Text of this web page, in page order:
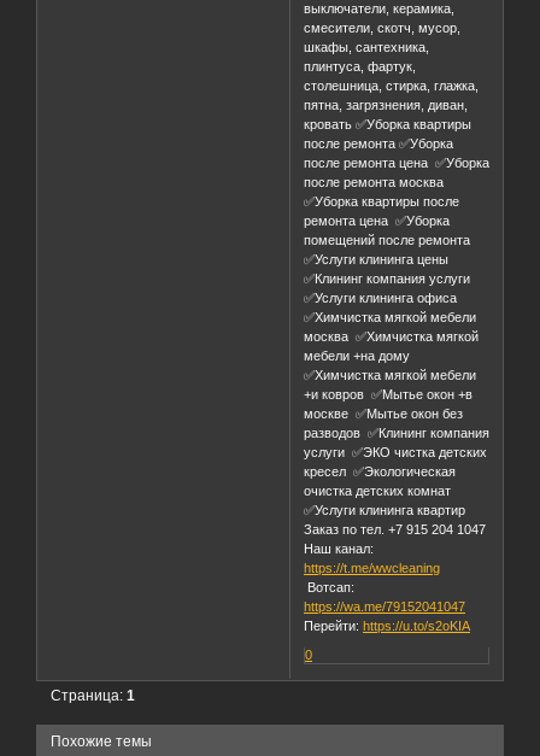
выключатели, керамика,
смесители, скотч, мусор,
шкафы, сантехника,
плинтуса, фартук,
столешница, стирка, глажка,
пятна, загрязнения, диван,
кровать ✅Уборка квартиры
после ремонта ✅Уборка
после ремонта цена ✅Уборка
после ремонта москва
✅Уборка квартиры после
ремонта цена ✅Уборка
помещений после ремонта
✅Услуги клининга цены
✅Клининг компания услуги
✅Услуги клининга офиса
✅Химчистка мягкой мебели
москва ✅Химчистка мягкой
мебели +на дому
✅Химчистка мягкой мебели
+и ковров ✅Мытье окон +в
москве ✅Мытье окон без
разводов ✅Клининг компания
услуги ✅ЭКО чистка детских
кресел ✅Экологическая
очистка детских комнат
✅Услуги клининга квартир
Заказ по тел. +7 915 204 1047
Наш канал:
https://t.me/wwcleaning
Вотсап:
https://wa.me/79152041047
Перейти: https://u.to/s2oKIA
0
Страница:1
Похожие темы